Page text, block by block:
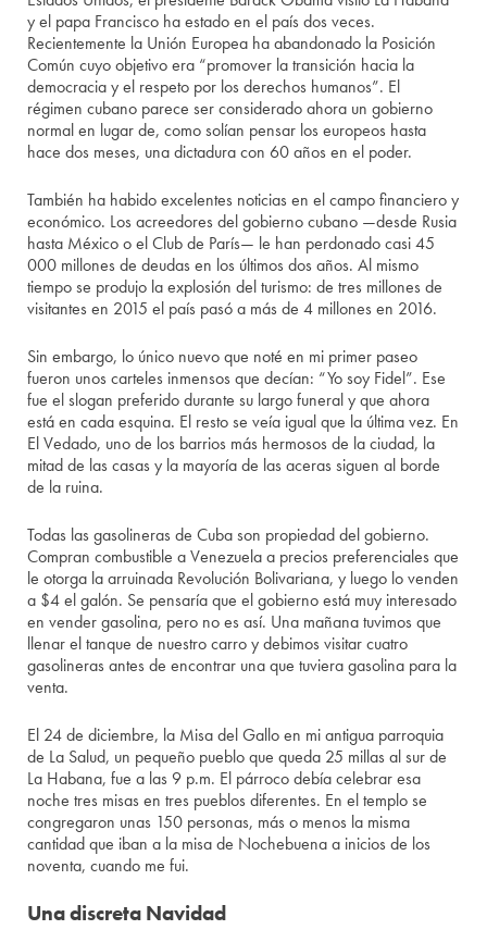
y el papa Francisco ha estado en el país dos veces.
Recientemente la Unión Europea ha abandonado la Posición
Común cuyo objetivo era “promover la transición hacia la
democracia y el respeto por los derechos humanos”. El
régimen cubano parece ser considerado ahora un gobierno
normal en lugar de, como solían pensar los europeos hasta
hace dos meses, una dictadura con 60 años en el poder.
También ha habido excelentes noticias en el campo financiero y
económico. Los acreedores del gobierno cubano —desde Rusia
hasta México o el Club de París— le han perdonado casi 45
000 millones de deudas en los últimos dos años. Al mismo
tiempo se produjo la explosión del turismo: de tres millones de
visitantes en 2015 el país pasó a más de 4 millones en 2016.
Sin embargo, lo único nuevo que noté en mi primer paseo
fueron unos carteles inmensos que decían: “Yo soy Fidel”. Ese
fue el slogan preferido durante su largo funeral y que ahora
está en cada esquina. El resto se veía igual que la última vez. En
El Vedado, uno de los barrios más hermosos de la ciudad, la
mitad de las casas y la mayoría de las aceras siguen al borde
de la ruina.
Todas las gasolineras de Cuba son propiedad del gobierno.
Compran combustible a Venezuela a precios preferenciales que
le otorga la arruinada Revolución Bolivariana, y luego lo venden
a $4 el galón. Se pensaría que el gobierno está muy interesado
en vender gasolina, pero no es así. Una mañana tuvimos que
llenar el tanque de nuestro carro y debimos visitar cuatro
gasolineras antes de encontrar una que tuviera gasolina para la
venta.
El 24 de diciembre, la Misa del Gallo en mi antigua parroquia
de La Salud, un pequeño pueblo que queda 25 millas al sur de
La Habana, fue a las 9 p.m. El párroco debía celebrar esa
noche tres misas en tres pueblos diferentes. En el templo se
congregaron unas 150 personas, más o menos la misma
cantidad que iban a la misa de Nochebuena a inicios de los
noventa, cuando me fui.
Una discreta Navidad